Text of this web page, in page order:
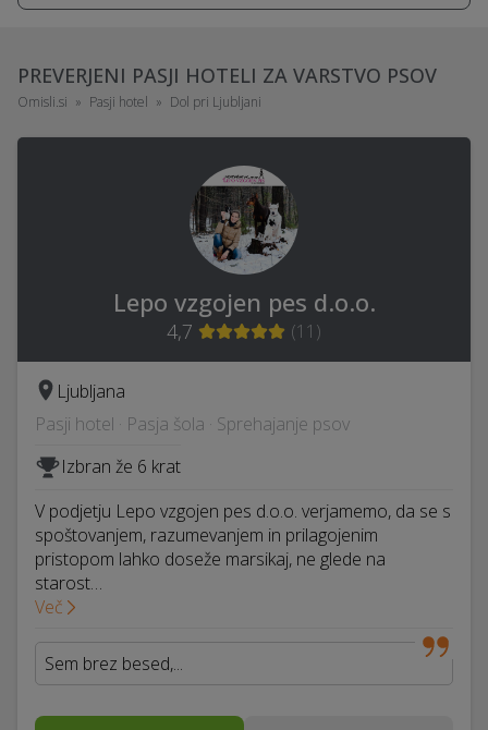
PREVERJENI PASJI HOTELI ZA VARSTVO PSOV
Omisli.si Pasji hotel Dol pri Ljubljani
Lepo vzgojen pes d.o.o.
4,7 (11 )
Ljubljana
Pasji hotel · Pasja šola · Sprehajanje psov
Izbran že 6 krat
V podjetju Lepo vzgojen pes d.o.o. verjamemo, da se s
spoštovanjem, razumevanjem in prilagojenim
pristopom lahko doseže marsikaj, ne glede na
starost…
Več
Sem brez besed,...